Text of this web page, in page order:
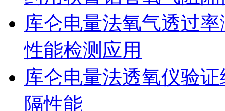
库仑电量法氧气透过
性能检测应用
库仑电量法透氧仪验
隔性能